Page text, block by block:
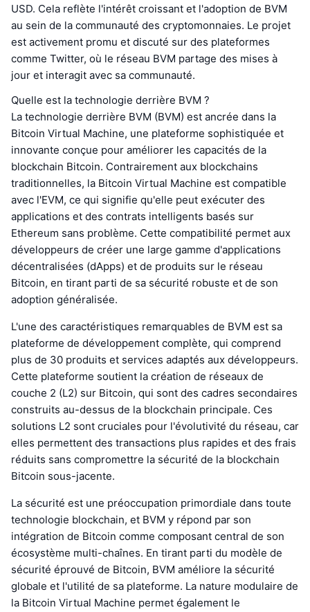
USD. Cela reflète l'intérêt croissant et l'adoption de BVM
au sein de la communauté des cryptomonnaies. Le projet
est activement promu et discuté sur des plateformes
comme Twitter, où le réseau BVM partage des mises à
jour et interagit avec sa communauté.
Quelle est la technologie derrière BVM ?
La technologie derrière BVM (BVM) est ancrée dans la
Bitcoin Virtual Machine, une plateforme sophistiquée et
innovante conçue pour améliorer les capacités de la
blockchain Bitcoin. Contrairement aux blockchains
traditionnelles, la Bitcoin Virtual Machine est compatible
avec l'EVM, ce qui signifie qu'elle peut exécuter des
applications et des contrats intelligents basés sur
Ethereum sans problème. Cette compatibilité permet aux
développeurs de créer une large gamme d'applications
décentralisées (dApps) et de produits sur le réseau
Bitcoin, en tirant parti de sa sécurité robuste et de son
adoption généralisée.
L'une des caractéristiques remarquables de BVM est sa
plateforme de développement complète, qui comprend
plus de 30 produits et services adaptés aux développeurs.
Cette plateforme soutient la création de réseaux de
couche 2 (L2) sur Bitcoin, qui sont des cadres secondaires
construits au-dessus de la blockchain principale. Ces
solutions L2 sont cruciales pour l'évolutivité du réseau, car
elles permettent des transactions plus rapides et des frais
réduits sans compromettre la sécurité de la blockchain
Bitcoin sous-jacente.
La sécurité est une préoccupation primordiale dans toute
technologie blockchain, et BVM y répond par son
intégration de Bitcoin comme composant central de son
écosystème multi-chaînes. En tirant parti du modèle de
sécurité éprouvé de Bitcoin, BVM améliore la sécurité
globale et l'utilité de sa plateforme. La nature modulaire de
la Bitcoin Virtual Machine permet également le